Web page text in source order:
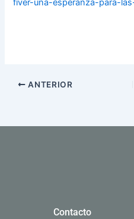
ANTERIOR
Contacto